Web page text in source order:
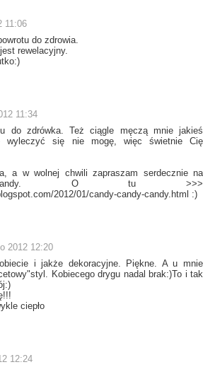
11:06
do zdrowia.
rewelacyjny.
11:34
do zdrówka. Też ciągle męczą mnie jakieś
wyleczyć się nie mogę, więc świetnie Cię
a w wolnej chwili zapraszam serdecznie na
O tu >>>
2012/01/candy-candy-candy.html :)
2012 12:20
i jakże dekoracyjne. Piękne. A u mnie
Kobiecego drygu nadal brak:)To i tak
ciepło
12:24